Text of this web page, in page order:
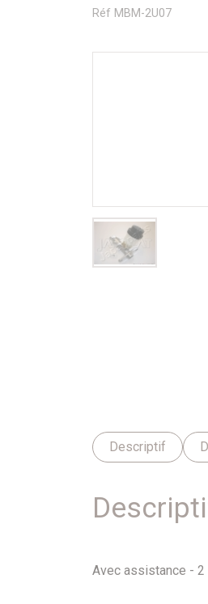
Réf MBM-2U07
Descriptif
Avec assistance - 2